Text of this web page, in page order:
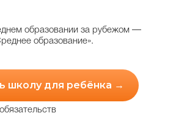
образовании за рубежом —
образование».
школу для ребёнка →